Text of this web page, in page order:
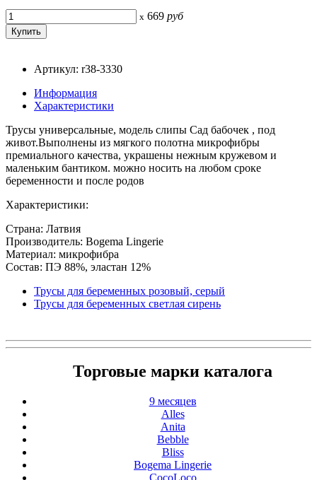
x 669 руб
Артикул: r38-3330
Информация
Характеристики
Трусы универсальные, модель слипы Сад бабочек , под
живот.Выполнены из мягкого полотна микрофибры
премиального качества, украшены нежным кружевом и
маленьким бантиком. можно носить на любом сроке
беременности и после родов
Характеристики:
Страна: Латвия
Производитель: Bogema Lingerie
Материал: микрофибра
Состав: ПЭ 88%, эластан 12%
Трусы для беременных розовый, серый
Трусы для беременных светлая сирень
Торговые марки каталога
9 месяцев
Alles
Anita
Bebble
Bliss
Bogema Lingerie